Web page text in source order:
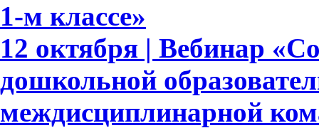
1-м классе»
12 октября | Вебинар
дошкольной
междисциплинарной